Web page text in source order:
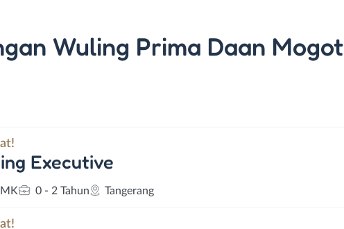
Wuling Prima Daan Mogot
Executive
0 - 2 Tahun Tangerang